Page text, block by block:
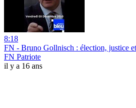
8:18
FN - Bruno Gollnisch : élection, justice
FN Patriote
il y a 16 ans